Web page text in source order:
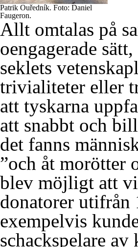
Patrik Ouředník. Foto: Daniel
Faugeron.
Allt omtalas på
oengagerade
seklets
trivialiteter eller
att tyskarna
att snabbt och
det fanns
”och åt morötter
blev möjligt att
donatorer utifrån
exempelvis
schackspelare